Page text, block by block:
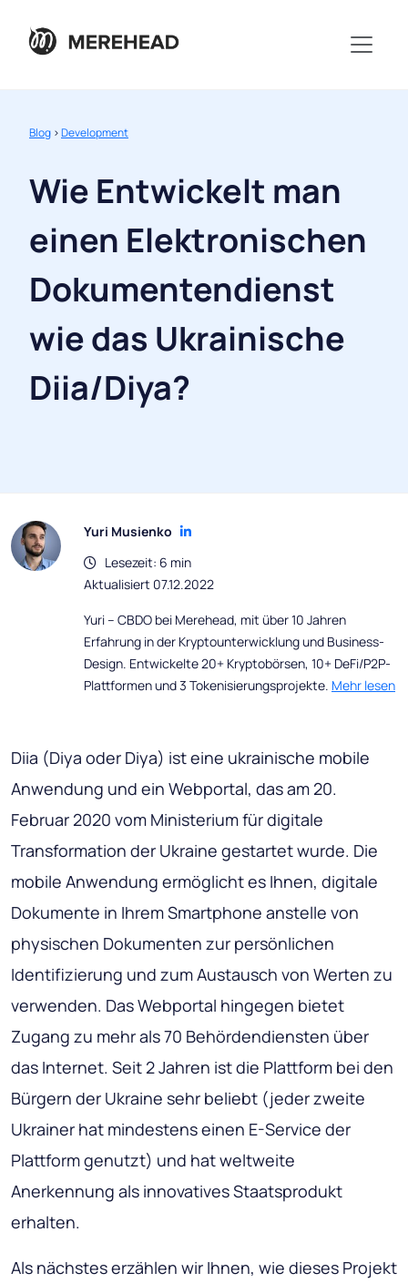
Blog >Development
Wie Entwickelt man
einen Elektronischen
Dokumentendienst
wie das Ukrainische
Diia/Diya?
Yuri Musienko
Lesezeit: 6 min
Aktualisiert 07.12.2022
Yuri – CBDO bei Merehead, mit über 10 Jahren
Erfahrung in der Kryptounterwicklung und Business-
Design. Entwickelte 20+ Kryptobörsen, 10+ DeFi/P2P-
Plattformen und 3 Tokenisierungsprojekte. Mehr lesen
Diia (Diya oder Diya) ist eine ukrainische mobile
Anwendung und ein Webportal, das am 20.
Februar 2020 vom Ministerium für digitale
Transformation der Ukraine gestartet wurde. Die
mobile Anwendung ermöglicht es Ihnen, digitale
Dokumente in Ihrem Smartphone anstelle von
physischen Dokumenten zur persönlichen
Identifizierung und zum Austausch von Werten zu
verwenden. Das Webportal hingegen bietet
Zugang zu mehr als 70 Behördendiensten über
das Internet. Seit 2 Jahren ist die Plattform bei den
Bürgern der Ukraine sehr beliebt (jeder zweite
Ukrainer hat mindestens einen E-Service der
Plattform genutzt) und hat weltweite
Anerkennung als innovatives Staatsprodukt
erhalten.
Als nächstes erzählen wir Ihnen, wie dieses Projekt